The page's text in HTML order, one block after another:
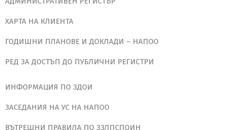
ХАРТА НА КЛИЕНТА
ГОДИШНИ ПЛАНОВЕ И ДОКЛАДИ – НАПОО
РЕД ЗА ДОСТЪП ДО ПУБЛИЧНИ РЕГИСТРИ
ИНФОРМАЦИЯ ПО ЗДОИ
ЗАСЕДАНИЯ НА УС НА НАПОО
ВЪТРЕШНИ ПРАВИЛА ПО ЗЗЛПСПОИН